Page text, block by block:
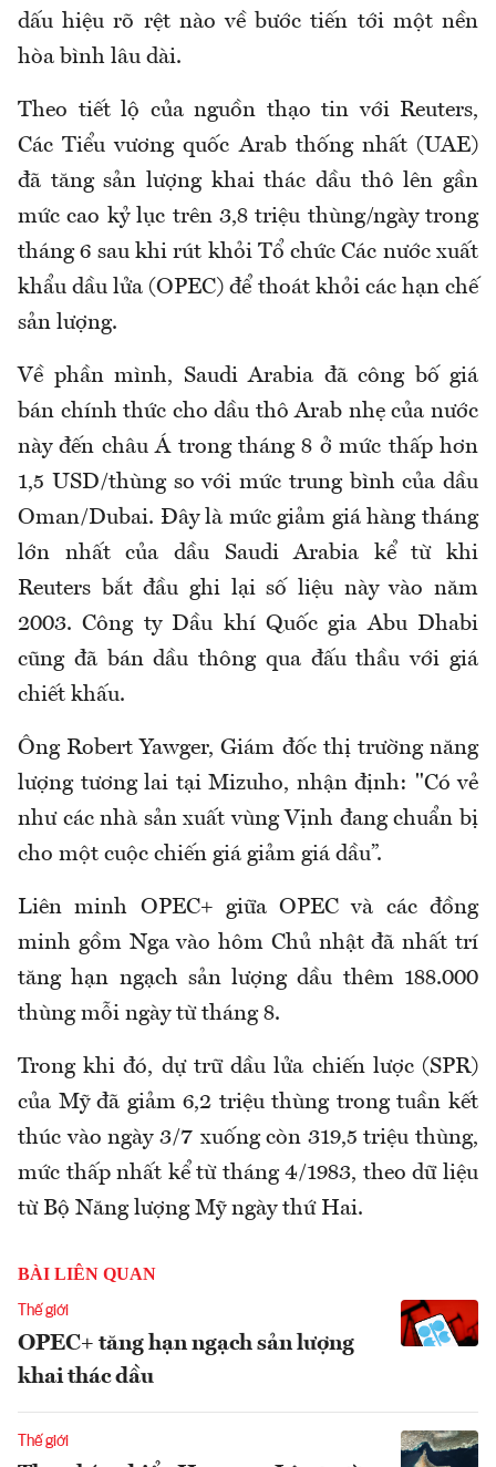
dấu hiệu rõ rệt nào về bước tiến tới một nền
hòa bình lâu dài.
Theo tiết lộ của nguồn thạo tin với Reuters,
Các Tiểu vương quốc Arab thống nhất (UAE)
đã tăng sản lượng khai thác dầu thô lên gần
mức cao kỷ lục trên 3,8 triệu thùng/ngày trong
tháng 6 sau khi rút khỏi Tổ chức Các nước xuất
khẩu dầu lửa (OPEC) để thoát khỏi các hạn chế
sản lượng.
Về phần mình, Saudi Arabia đã công bố giá
bán chính thức cho dầu thô Arab nhẹ của nước
này đến châu Á trong tháng 8 ở mức thấp hơn
1,5 USD/thùng so với mức trung bình của dầu
Oman/Dubai. Đây là mức giảm giá hàng tháng
lớn nhất của dầu Saudi Arabia kể từ khi
Reuters bắt đầu ghi lại số liệu này vào năm
2003. Công ty Dầu khí Quốc gia Abu Dhabi
cũng đã bán dầu thông qua đấu thầu với giá
chiết khấu.
Ông Robert Yawger, Giám đốc thị trường năng
lượng tương lai tại Mizuho, nhận định: "Có vẻ
như các nhà sản xuất vùng Vịnh đang chuẩn bị
cho một cuộc chiến giá giảm giá dầu”.
Liên minh OPEC+ giữa OPEC và các đồng
minh gồm Nga vào hôm Chủ nhật đã nhất trí
tăng hạn ngạch sản lượng dầu thêm 188.000
thùng mỗi ngày từ tháng 8.
Trong khi đó, dự trữ dầu lửa chiến lược (SPR)
của Mỹ đã giảm 6,2 triệu thùng trong tuần kết
thúc vào ngày 3/7 xuống còn 319,5 triệu thùng,
mức thấp nhất kể từ tháng 4/1983, theo dữ liệu
từ Bộ Năng lượng Mỹ ngày thứ Hai.
BÀI LIÊN QUAN
Thế giới
OPEC+ tăng hạn ngạch sản lượng
khai thác dầu
Thế giới